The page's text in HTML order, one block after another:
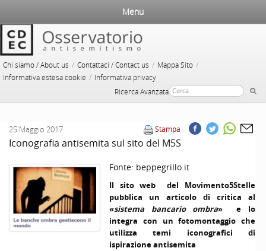
Chi siamo / About us / Contattaci / Contact us / Mappa Sito /
Informativa estesa cookie / Informativa privacy
Ricerca Avanzata
Menu
Stampa
25 Maggio 2017
Iconografia antisemita sul sito del M5S
Fonte: beppegrillo.it
Il sito web del Movimento5Stelle
pubblica un articolo di critica al
«sistema bancario ombra» e lo
integra con un fotomontaggio che
utilizza temi iconografici di
ispirazione antisemita